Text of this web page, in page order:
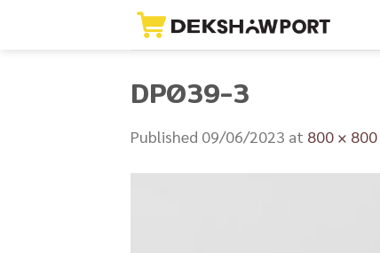
DP039-3
Published 09/06/2023 at 800 × 800